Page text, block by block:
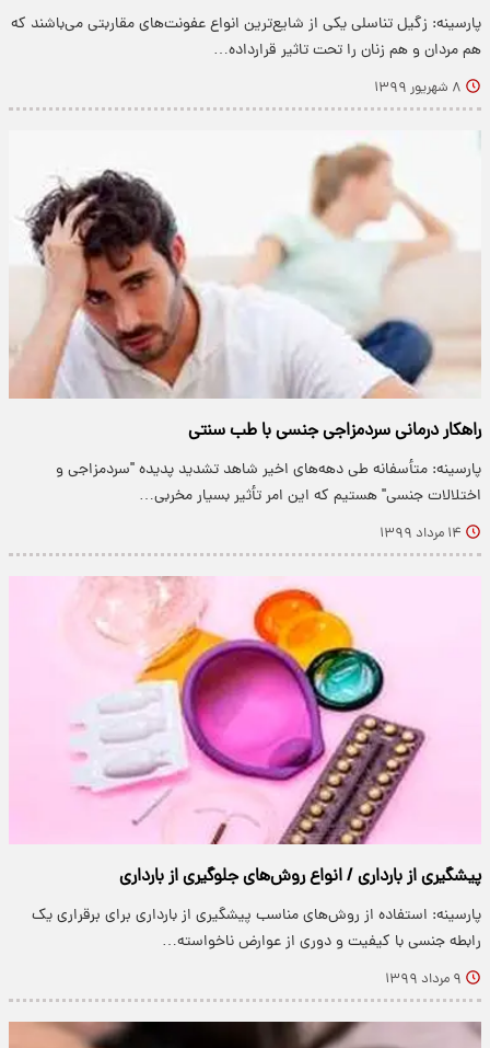
پارسینه: زگیل تناسلی یکی از شایع‌ترین انواع عفونت‌های مقاربتی می‌باشند که
هم مردان و هم زنان را تحت تاثیر قرارداده…
۸ شهریور ۱۳۹۹
راهکار درمانی سردمزاجی جنسی با طب سنتی
پارسینه: متأسفانه طی دهه‌های اخیر شاهد تشدید پدیده "سردمزاجی و
اختلالات جنسی" هستیم که این امر تأثیر بسیار مخربی…
۱۴ مرداد ۱۳۹۹
پیشگیری از بارداری / انواع روش‌های جلوگیری از بارداری
پارسینه: استفاده از روش‌های مناسب پیشگیری از بارداری برای برقراری یک
رابطه جنسی با کیفیت و دوری از عوارض ناخواسته…
۹ مرداد ۱۳۹۹